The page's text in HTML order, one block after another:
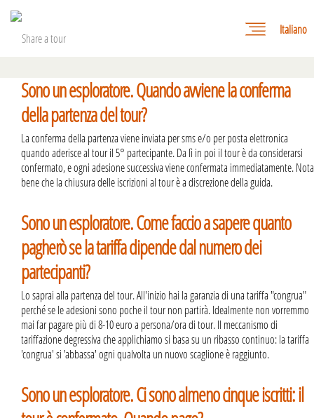
Italiano
Sono un esploratore. Quando avviene la conferma
della partenza del tour?
La conferma della partenza viene inviata per sms e/o per posta elettronica
quando aderisce al tour il 5° partecipante. Da lì in poi il tour è da considerarsi
confermato, e ogni adesione successiva viene confermata immediatamente. Nota
bene che la chiusura delle iscrizioni al tour è a discrezione della guida.
Sono un esploratore. Come faccio a sapere quanto
pagherò se la tariffa dipende dal numero dei
partecipanti?
Lo saprai alla partenza del tour. All'inizio hai la garanzia di una tariffa "congrua"
perché se le adesioni sono poche il tour non partirà. Idealmente non vorremmo
mai far pagare più di 8-10 euro a persona/ora di tour. Il meccanismo di
tariffazione degressiva che applichiamo si basa su un ribasso continuo: la tariffa
'congrua' si 'abbassa' ogni qualvolta un nuovo scaglione è raggiunto.
Sono un esploratore. Ci sono almeno cinque iscritti: il